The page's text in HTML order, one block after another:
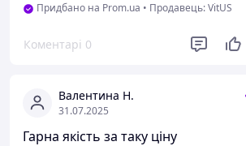
Придбано на Prom.ua • Продавець: VitUS
Коментарі 0
Валентина Н.
31.07.2025
Гарна якість за таку ціну